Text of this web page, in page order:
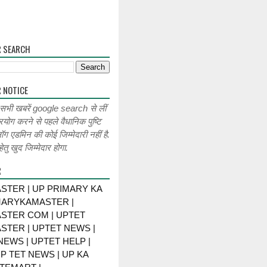
सभी खबरें google search से लीं
करने से पहले वैधानिक पुष्टि
की कोई जिम्मेदारी नहीं है.
खुद जिम्मेदार होगा.
| UP PRIMARY KA
|
COM | UPTET
| UPTET NEWS |
| UPTET HELP |
TET NEWS | UP KA